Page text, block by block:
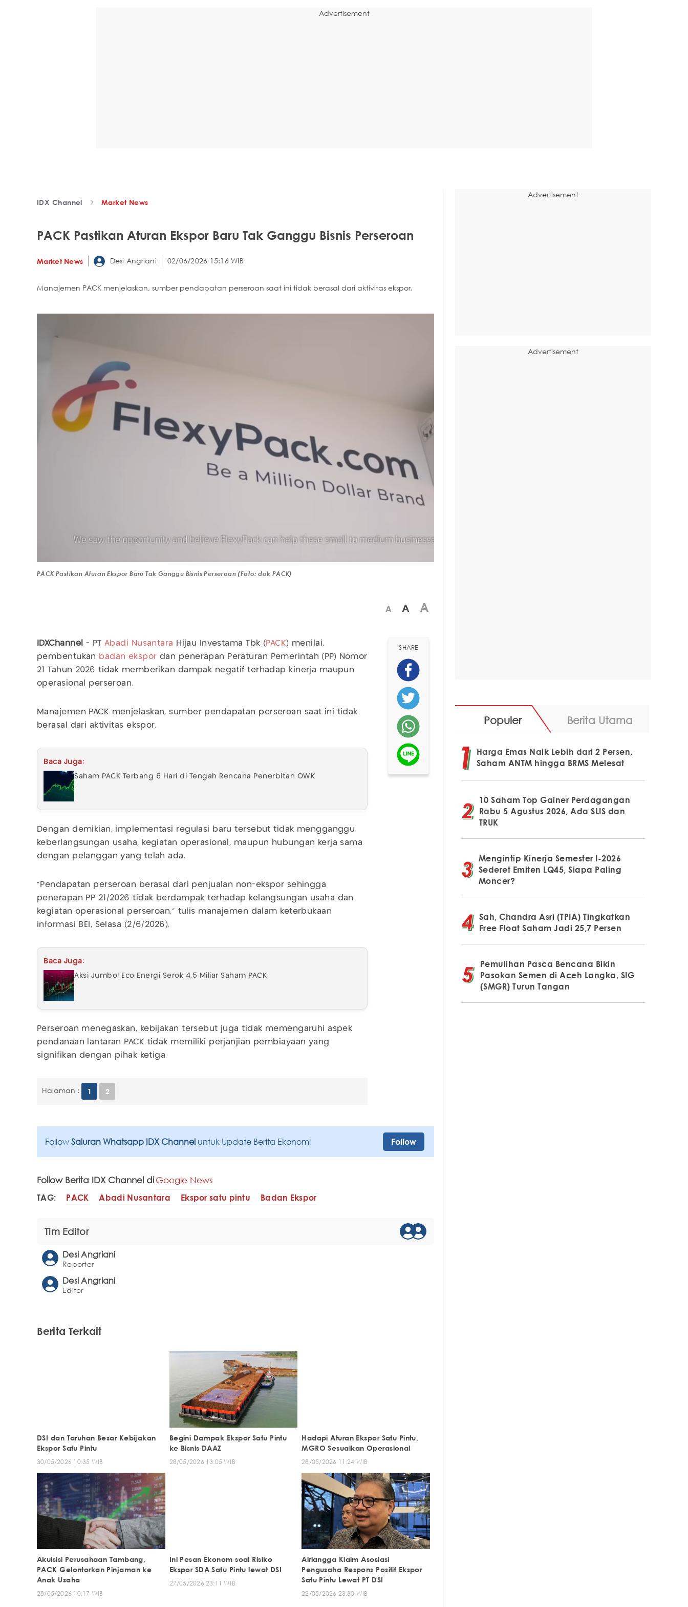
Advertisement
IDX Channel Market News
PACK Pastikan Aturan Ekspor Baru Tak Ganggu Bisnis Perseroan
Market News Desi Angriani 02/06/2026 15:16 WIB
Manajemen PACK menjelaskan, sumber pendapatan perseroan saat ini tidak berasal dari aktivitas ekspor.
PACK Pastikan Aturan Ekspor Baru Tak Ganggu Bisnis Perseroan (Foto: dok PACK)
A A A
IDXChannel - PTAbadi Nusantara Hijau Investama Tbk ( PACK ) menilai,
pembentukan badan ekspor dan penerapan Peraturan Pemerintah (PP) Nomor
21 Tahun 2026 tidak memberikan dampak negatif terhadap kinerja maupun
operasional perseroan.
Manajemen PACK menjelaskan, sumber pendapatan perseroan saat ini tidak
berasal dari aktivitas ekspor.
Baca Juga:
Saham PACK Terbang 6 Hari di Tengah Rencana Penerbitan OWK
Dengan demikian, implementasi regulasi baru tersebut tidak mengganggu
keberlangsungan usaha, kegiatan operasional, maupun hubungan kerja sama
dengan pelanggan yang telah ada.
“Pendapatan perseroan berasal dari penjualan non-ekspor sehingga
penerapan PP 21/2026 tidak berdampak terhadap kelangsungan usaha dan
kegiatan operasional perseroan,” tulis manajemen dalam keterbukaan
informasi BEI, Selasa (2/6/2026).
Baca Juga:
Aksi Jumbo! Eco Energi Serok 4,5 Miliar Saham PACK
Perseroan menegaskan, kebijakan tersebut juga tidak memengaruhi aspek
pendanaan lantaran PACK tidak memiliki perjanjian pembiayaan yang
signifikan dengan pihak ketiga.
Halaman : 1 2
SHARE
Follow Saluran Whatsapp IDX Channel untuk Update Berita Ekonomi Follow
Follow Berita IDX Channel diGoogle News
TAG: PACK Abadi Nusantara Ekspor satu pintu Badan Ekspor
Tim Editor
Desi Angriani
Reporter
Desi Angriani
Editor
Berita Terkait
DSI dan Taruhan Besar Kebijakan
Ekspor Satu Pintu
30/05/2026 10:35 WIB
Begini Dampak Ekspor Satu Pintu
ke Bisnis DAAZ
28/05/2026 13:05 WIB
Hadapi Aturan Ekspor Satu Pintu,
MGRO Sesuaikan Operasional
28/05/2026 11:24 WIB
Akuisisi Perusahaan Tambang,
PACK Gelontorkan Pinjaman ke
Anak Usaha
28/05/2026 10:17 WIB
Ini Pesan Ekonom soal Risiko
Ekspor SDA Satu Pintu lewat DSI
27/05/2026 23:11 WIB
Airlangga Klaim Asosiasi
Pengusaha Respons Positif Ekspor
Satu Pintu Lewat PT DSI
22/05/2026 23:30 WIB
Advertisement
Advertisement
Populer Berita Utama
Harga Emas Naik Lebih dari 2 Persen,
Saham ANTM hingga BRMS Melesat
10 Saham Top Gainer Perdagangan
Rabu 5 Agustus 2026, Ada SLIS dan
TRUK
Mengintip Kinerja Semester I-2026
Sederet Emiten LQ45, Siapa Paling
Moncer?
Sah, Chandra Asri (TPIA) Tingkatkan
Free Float Saham Jadi 25,7 Persen
Pemulihan Pasca Bencana Bikin
Pasokan Semen di Aceh Langka, SIG
(SMGR) Turun Tangan